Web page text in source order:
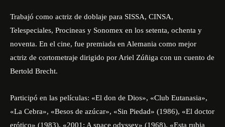
Trabajó como actriz de doblaje para SISSA, CINSA,
Telespeciales, Procineas y Sonomex en los setenta, ochenta y
noventa. En el cine, fue premiada en Alemania como mejor
actriz de cortometraje dirigido por Ariel Zúñiga con un cuento de
Bertold Brecht.
Participó en las películas: «El don de Dios», «Club Eutanasia»,
«La Cebra», «Besos de azúcar», «Sin Piedad» (1986), «El doctor
erótico» (1983), «2001: A space odyssey» (1968), «Esta rubia